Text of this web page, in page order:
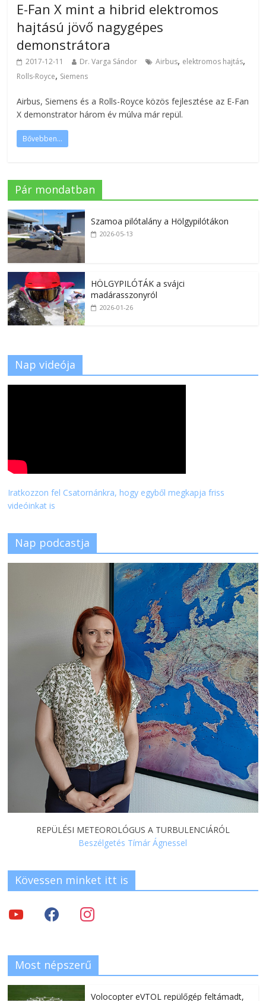
E-Fan X mint a hibrid elektromos
hajtású jövő nagygépes
demonstrátora
2017-12-11 Dr. Varga Sándor Airbus, elektromos hajtás,
Rolls-Royce, Siemens
Airbus, Siemens és a Rolls-Royce közös fejlesztése az E-Fan
X demonstrator három év múlva már repül.
Bővebben...
Pár mondatban
Szamoa pilótalány a Hölgypilótákon
2026-05-13
HÖLGYPILÓTÁK a svájci
madárasszonyról
2026-01-26
Nap videója
Iratkozzon fel Csatornánkra, hogy egyből megkapja friss
videóinkat is
Nap podcastja
REPÜLÉSI METEOROLÓGUS A TURBULENCIÁRÓL
Beszélgetés Tímár Ágnessel
Kövessen minket itt is
Most népszerű
Volocopter eVTOL repülőgép feltámadt,